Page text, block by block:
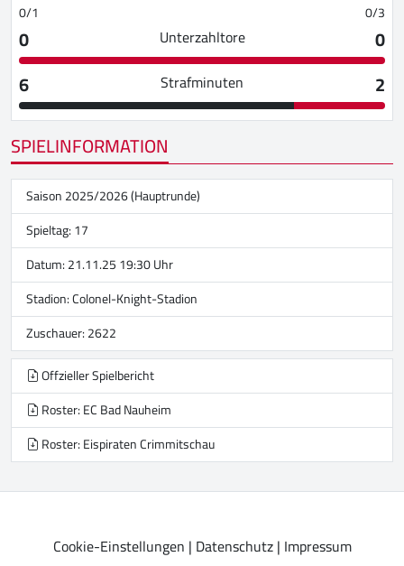
0/1 0/3
0 Unterzahltore
0
6
Strafminuten
2
SPIELINFORMATION
Saison 2025/2026 (Hauptrunde)
Spieltag: 17
Datum: 21.11.25 19:30 Uhr
Stadion:Colonel-Knight-Stadion
Zuschauer: 2622
Offzieller Spielbericht
Roster: EC Bad Nauheim
Roster: Eispiraten Crimmitschau
Cookie-Einstellungen | Datenschutz| Impressum